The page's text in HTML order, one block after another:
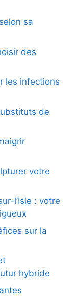
sa
des
les infections
de
votre
l’Isle : votre
sur la
hybride